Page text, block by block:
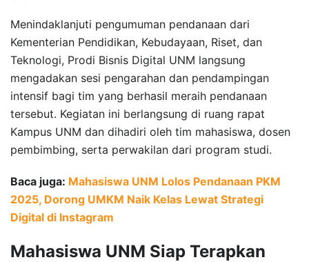
Menindaklanjuti pengumuman pendanaan dari
Kementerian Pendidikan, Kebudayaan, Riset, dan
Teknologi, Prodi Bisnis Digital UNM langsung
mengadakan sesi pengarahan dan pendampingan
intensif bagi tim yang berhasil meraih pendanaan
tersebut. Kegiatan ini berlangsung di ruang rapat
Kampus UNM dan dihadiri oleh tim mahasiswa, dosen
pembimbing, serta perwakilan dari program studi.
Baca juga: Mahasiswa UNM Lolos Pendanaan PKM
2025, Dorong UMKM Naik Kelas Lewat Strategi
Digital di Instagram
Mahasiswa UNM Siap Terapkan